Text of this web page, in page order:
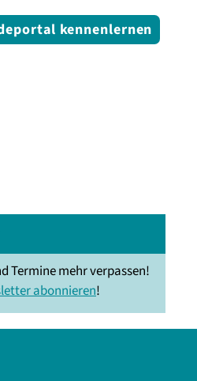
kennenlernen
Termine mehr verpassen!
abonnieren!